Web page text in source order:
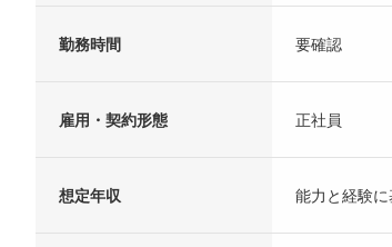
勤務時間 要確認
雇用・契約形態 正社員
想定年収 能力と経験に